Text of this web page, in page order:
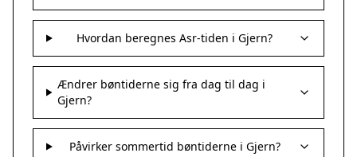
Hvordan beregnes Asr-tiden i Gjern?
Ændrer bøntiderne sig fra dag til dag i
Gjern?
Påvirker sommertid bøntiderne i Gjern?